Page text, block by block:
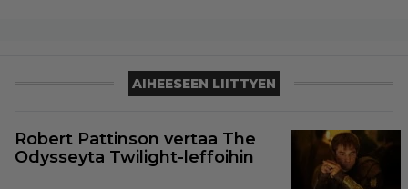
AIHEESEEN LIITTYEN
Robert Pattinson vertaa The
Odysseyta Twilight-leffoihin